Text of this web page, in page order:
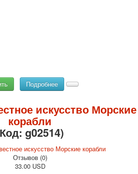
Подробнее
искусство Морские
корабли
g02514)
Отзывов (0)
33.00 USD